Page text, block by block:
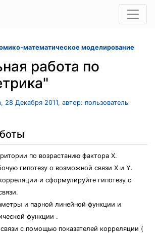
математическое моделирование
работа по
28 Декабря 2011, автор: пользователь
по возрастанию фактора Х.
гипотезу о возможной связи Х и Y.
и сформулируйте гипотезу о
и парной линейной функции и
функции .
с помощью показателей корреляции (